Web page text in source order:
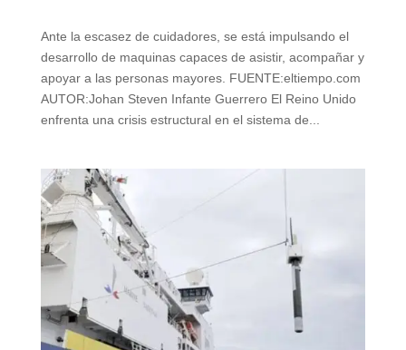
Ante la escasez de cuidadores, se está impulsando el
desarrollo de maquinas capaces de asistir, acompañar y
apoyar a las personas mayores. FUENTE:eltiempo.com
AUTOR:Johan Steven Infante Guerrero El Reino Unido
enfrenta una crisis estructural en el sistema de...